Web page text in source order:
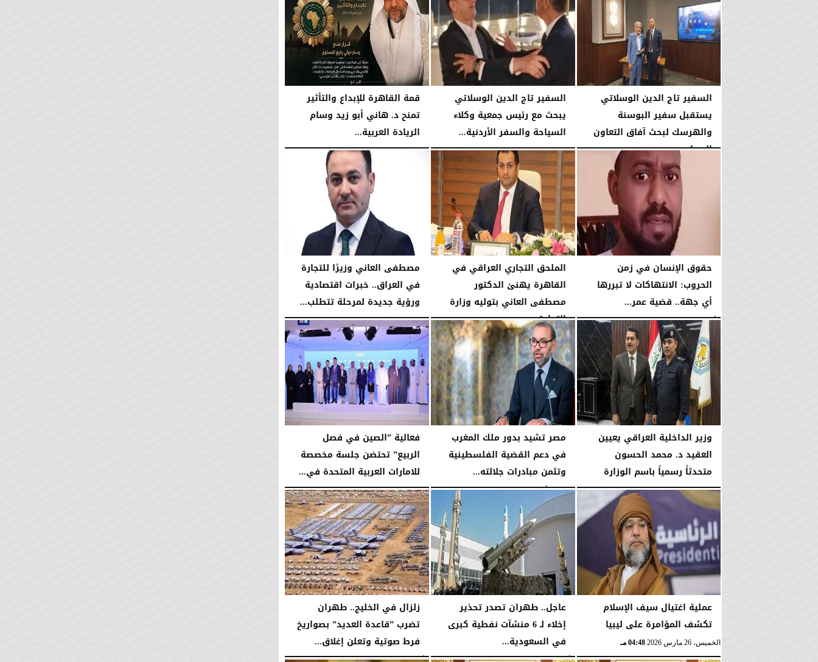
السفير تاج الدين الوسلاتي
يستقبل سفير البوسنة
والهرسك لبحث آفاق التعاون
السياحي...
03:33 مـ
السفير تاج الدين الوسلاتي
يبحث مع رئيس جمعية وكلاء
السياحة والسفر الأردنية...
الثلاثاء، 23 يونيو 2026 03:25 مـ
قمة القاهرة للإبداع والتأثير
تمنح د. هاني أبو زيد وسام
الريادة العربية...
السبت، 6 يونيو 2026 11:59 مـ
حقوق الإنسان في زمن
الحروب: الانتهاكات لا تبررها
أي جهة.. قضية عمر...
الأربعاء، 27 مايو 2026 09:02 مـ
الملحق التجاري العراقي في
القاهرة يهنئ الدكتور
مصطفى العاني بتوليه وزارة
التجارة...
الجمعة، 15 مايو 2026 08:57 مـ
مصطفى العاني وزيرًا للتجارة
في العراق.. خبرات اقتصادية
ورؤية جديدة لمرحلة تتطلب...
الجمعة، 15 مايو 2026 06:21 مـ
وزير الداخلية العراقي يعيين
العقيد د. محمد الحسون
متحدثاً رسمياً باسم الوزارة
الثلاثاء، 5 مايو 2026 01:03 مـ
مصر تشيد بدور ملك المغرب
في دعم القضية الفلسطينية
وتثمن مبادرات جلالته...
الإثنين، 6 أبريل 2026 10:36 مـ
فعالية ”الصين في فصل
الربيع” تحتضن جلسة مخصصة
للامارات العربية المتحدة في...
الجمعة، 27 مارس 2026 10:51 مـ
عملية اغتيال سيف الإسلام
تكشف المؤامرة على ليبيا
الخميس، 26 مارس 2026 04:48 مـ
عاجل.. طهران تصدر تحذير
إخلاء لـ 6 منشآت نفطية كبرى
في السعودية...
الأربعاء، 18 مارس 2026 05:07 مـ
زلزال في الخليج.. طهران
تضرب ”قاعدة العديد” بصواريخ
فرط صوتية وتعلن إغلاق...
الأربعاء، 18 مارس 2026 04:47 مـ